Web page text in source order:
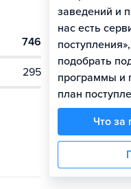
746
295
заведений и
нас есть
подобрать
программы и
план
Что за